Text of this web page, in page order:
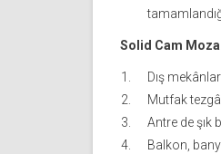
Solid Cam
Dış
Mutfak
Antre de şık
Balkon,